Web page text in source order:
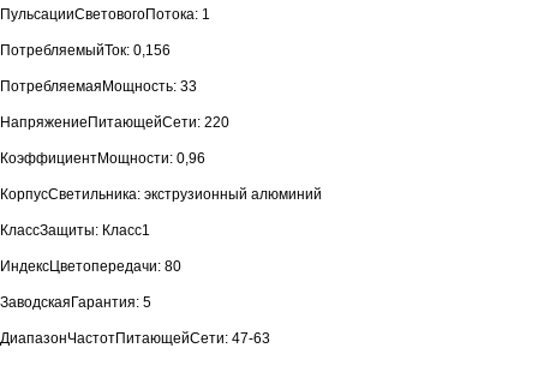
ПульсацииСветовогоПотока: 1
ПотребляемыйТок: 0,156
ПотребляемаяМощность: 33
НапряжениеПитающейСети: 220
КоэффициентМощности: 0,96
КорпусСветильника: экструзионный алюминий
КлассЗащиты: Класс1
ИндексЦветопередачи: 80
ЗаводскаяГарантия: 5
ДиапазонЧастотПитающейСети: 47-63